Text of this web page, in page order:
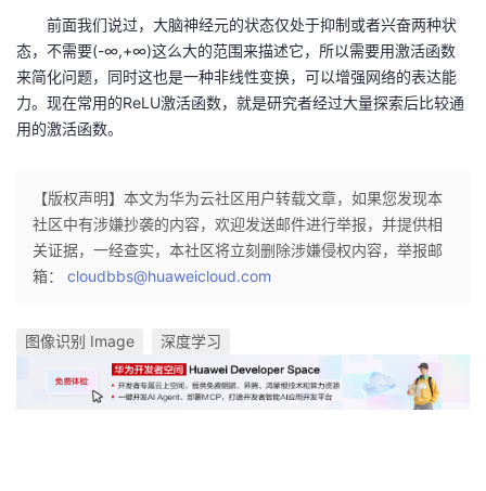
前面我们说过，大脑神经元的状态仅处于抑制或者兴奋两种状
态，不需要(-∞,+∞)这么大的范围来描述它，所以需要用激活函数
来简化问题，同时这也是一种非线性变换，可以增强网络的表达能
力。现在常用的ReLU激活函数，就是研究者经过大量探索后比较通
用的激活函数。
【版权声明】本文为华为云社区用户转载文章，如果您发现本
社区中有涉嫌抄袭的内容，欢迎发送邮件进行举报，并提供相
关证据，一经查实，本社区将立刻删除涉嫌侵权内容，举报邮
箱： cloudbbs@huaweicloud.com
图像识别 Image 深度学习